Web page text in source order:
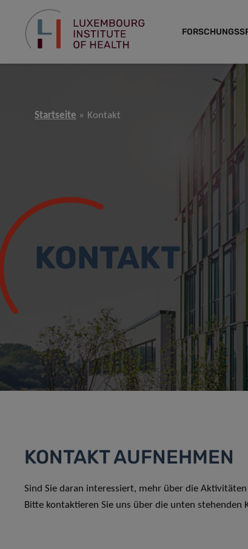
Startseite Kontakt
KONTAKT
KONTAKT AUFNEHMEN
Sind Sie daran interessiert, mehr über die
Bitte kontaktieren Sie uns über die unten stehenden